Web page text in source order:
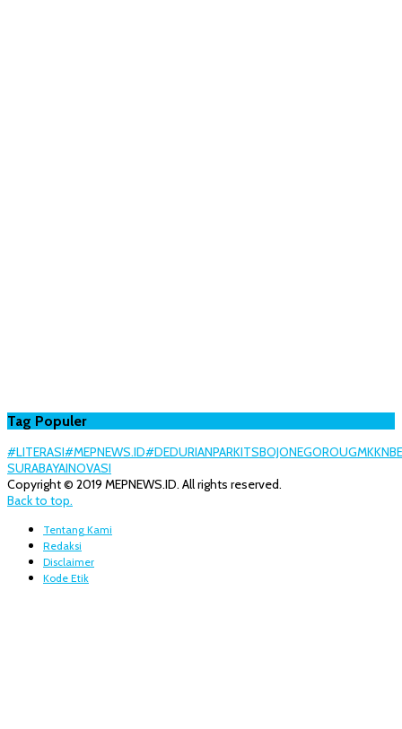
Tag Populer
#LITERASI#MEPNEWS.ID#DEDURIANPARKITSBOJONEGOROUGMKKN
SURABAYAINOVASI
Copyright © 2019 MEPNEWS.ID. All rights reserved.
Back to top.
Tentang Kami
Redaksi
Disclaimer
Kode Etik